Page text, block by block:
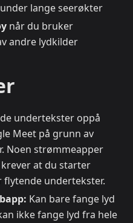
lange seerøkter
når du bruker
andre lydkilder
undertekster oppå
Meet på grunn av
Noen strømmeapper
at du starter
undertekster.
Kan bare fange lyd
ikke fange lyd fra hele